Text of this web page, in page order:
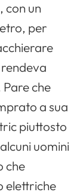
con un
per
che
a sua
piuttosto
uomini
che
elettriche